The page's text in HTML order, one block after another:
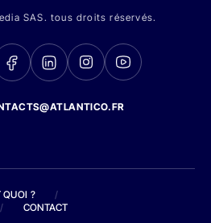
SAS. tous droits réservés.
QUOI ?
/
/ CONTACT